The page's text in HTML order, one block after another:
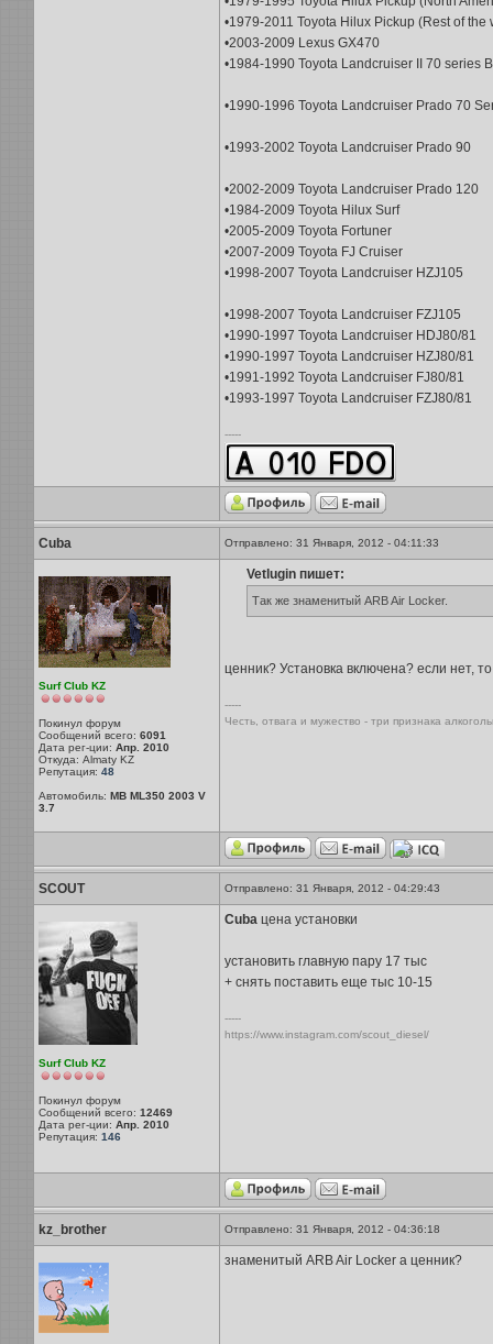
•1979-2011 Toyota Hilux Pickup (Rest of the
•2003-2009 Lexus GX470
•1984-1990 Toyota Landcruiser II 70 series
•1990-1996 Toyota Landcruiser Prado 70
•1993-2002 Toyota Landcruiser Prado 90
•2002-2009 Toyota Landcruiser Prado 120
•1984-2009 Toyota Hilux Surf
•2005-2009 Toyota Fortuner
•2007-2009 Toyota FJ Cruiser
•1998-2007 Toyota Landcruiser HZJ105
•1998-2007 Toyota Landcruiser FZJ105
•1990-1997 Toyota Landcruiser HDJ80/81
•1990-1997 Toyota Landcruiser HZJ80/81
•1991-1992 Toyota Landcruiser FJ80/81
•1993-1997 Toyota Landcruiser FZJ80/81
-----
Cuba Отправлено: 31 Января, 2012 - 04:11:33
Surf Club KZ
Покинул форум
Сообщений всего: 6091
Дата рег-ции: Апр. 2010
Откуда: Almaty KZ
Репутация: 48
Автомобиль: MB ML350 2003 V
3.7
Vetlugin пишет:
Так же знаменитый ARB Air Locker.
ценник? Установка включена? если нет,
-----
Честь, отвага и мужество - три признака
SCOUT Отправлено: 31 Января, 2012 - 04:29:43
Surf Club KZ
Покинул форум
Сообщений всего: 12469
Дата рег-ции: Апр. 2010
Репутация: 146
Cubaцена установки
установить главную пару 17 тыс
+ снять поставить еще тыс 10-15
-----
https://www.instagram.com/scout_diesel/
kz_brother Отправлено: 31 Января, 2012 - 04:36:18
знаменитый ARB Air Locker а ценник?